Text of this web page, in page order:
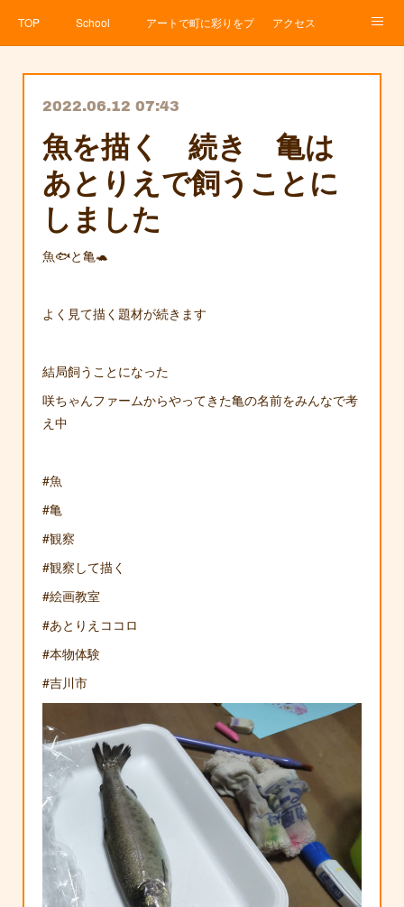
TOP School アートで町に彩りをプロジェクト
アクセス
2022.06.12 07:43
魚を描く 続き 亀は
あとりえで飼うことに
しました
魚🐟と亀🐢
よく見て描く題材が続きます
結局飼うことになった
咲ちゃんファームからやってきた亀の名前をみんなで考
え中
#魚
#亀
#観察
#観察して描く
#絵画教室
#あとりえココロ
#本物体験
#吉川市